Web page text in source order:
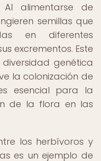
Al alimentarse de
semillas que
en diferentes
excrementos. Este
genética
la colonización de
esencial para la
de la flora en las
los herbívoros y
es un ejemplo de